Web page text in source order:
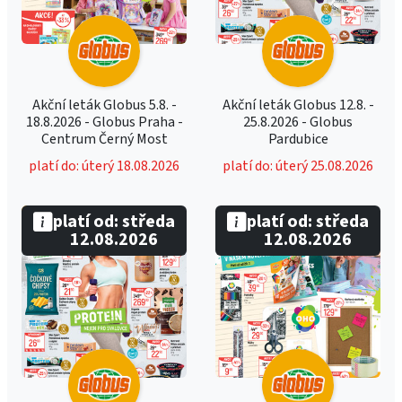
Akční leták Globus 5.8. -
18.8.2026 - Globus Praha -
Centrum Černý Most
platí do: úterý 18.08.2026
Akční leták Globus 12.8. -
25.8.2026 - Globus
Pardubice
platí do: úterý 25.08.2026
platí od: středa
12.08.2026
platí od: středa
12.08.2026